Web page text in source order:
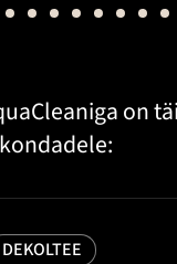
on
DEKOLTEE